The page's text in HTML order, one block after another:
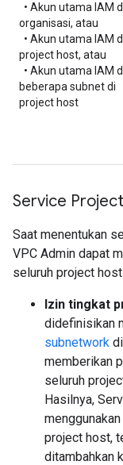
• Akun utama IAM
organisasi, atau
• Akun utama IAM
project host, atau
• Akun utama IAM
beberapa subnet di
project host
Service
Saat menentukan
VPC Admin dapat
seluruh project
Izin tingkat
didefinisikan
subnetwork
memberikan
seluruh
Hasilnya,
project host,
ditambahkan